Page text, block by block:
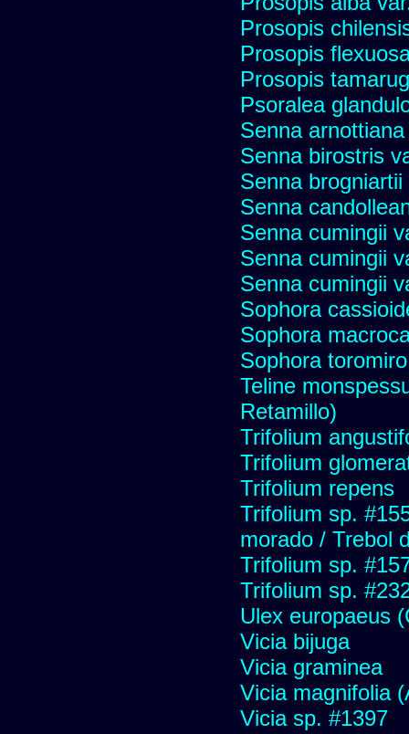
Prosopis
Prosopis
Prosopis
Psoralea
Senna
Senna birostris
Senna brogniartii
Senna
Senna cumingii
Senna cumingii
Senna cumingii
Sophora
Sophora
Sophora toromiro
Teline
Retamillo)
Trifolium
Trifolium
Trifolium repens
Trifolium sp.
morado / Trebol
Trifolium sp.
Trifolium sp.
Ulex europaeus
Vicia bijuga
Vicia graminea
Vicia magnifolia
Vicia sp. #1397